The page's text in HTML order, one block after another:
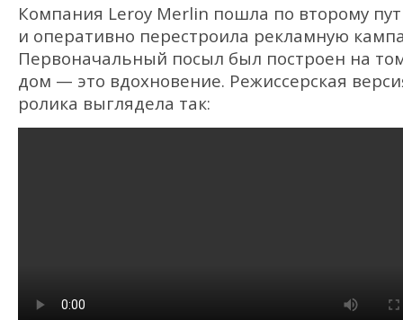
Компания Leroy Merlin пошла по второму
и оперативно перестроила рекламную
Первоначальный посыл был построен на
дом — это вдохновение. Режиссерская
ролика выглядела так: